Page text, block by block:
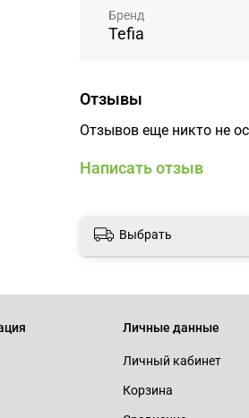
Бренд
Tefia
Отзывы
Отзывов еще никто не
Написать отзыв
Выбрать
Личные данные
Личный кабинет
Корзина